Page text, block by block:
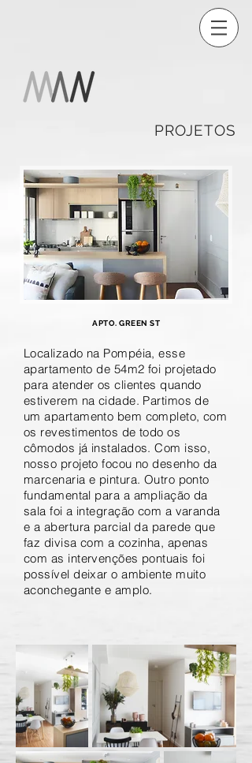
PROJETOS
APTO. GREEN ST
Localizado na Pompéia, esse
apartamento de 54m2 foi projetado
para atender os clientes quando
estiverem na cidade. Partimos de
um apartamento bem completo, com
os revestimentos de todo os
cômodos já instalados. Com isso,
nosso projeto focou no desenho da
marcenaria e pintura. Outro ponto
fundamental para a ampliação da
sala foi a integração com a varanda
e a abertura parcial da parede que
faz divisa com a cozinha, apenas
com as intervenções pontuais foi
possível deixar o ambiente muito
aconchegante e amplo.